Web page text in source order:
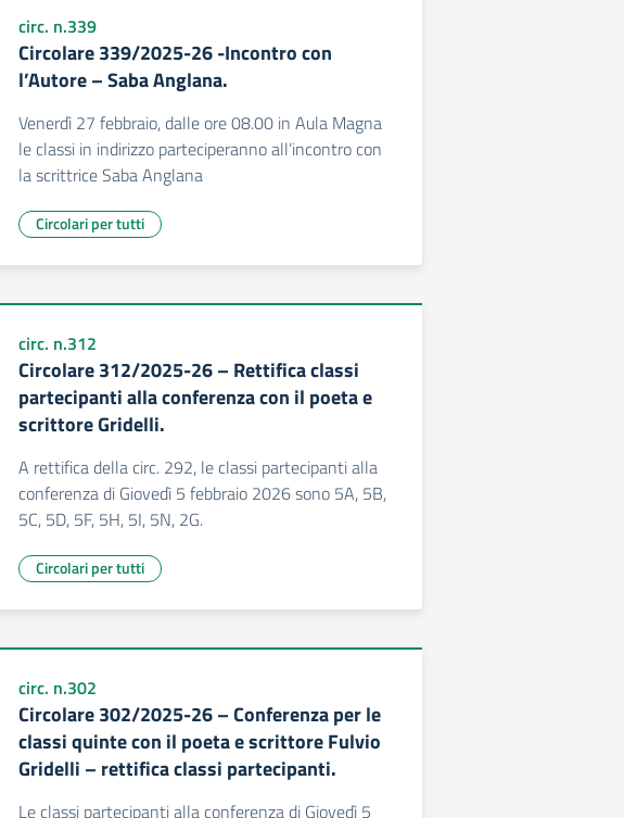
circ. n.339
Circolare 339/2025-26 -Incontro con
l’Autore – Saba Anglana.
Venerdì 27 febbraio, dalle ore 08.00 in Aula Magna
le classi in indirizzo parteciperanno all’incontro con
la scrittrice Saba Anglana
Circolari per tutti
circ. n.312
Circolare 312/2025-26 – Rettifica classi
partecipanti alla conferenza con il poeta e
scrittore Gridelli.
A rettifica della circ. 292, le classi partecipanti alla
conferenza di Giovedì 5 febbraio 2026 sono 5A, 5B,
5C, 5D, 5F, 5H, 5I, 5N, 2G.
Circolari per tutti
circ. n.302
Circolare 302/2025-26 – Conferenza per le
classi quinte con il poeta e scrittore Fulvio
Gridelli – rettifica classi partecipanti.
Le classi partecipanti alla conferenza di Giovedì 5